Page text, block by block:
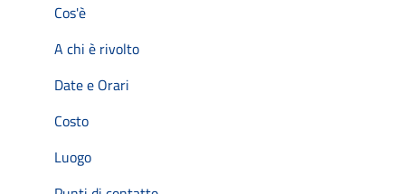
Cos'è
A chi è rivolto
Date e Orari
Costo
Luogo